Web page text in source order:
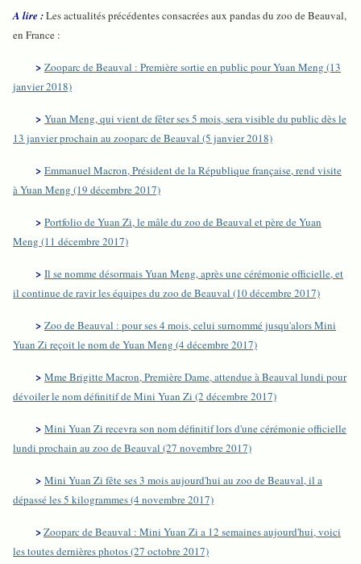
A lire :Les actualités précédentes consacrées aux pandas du zoo de Beauval,
en France :
> Zooparc de Beauval : Première sortie en public pour Yuan Meng (13
janvier 2018)
> Yuan Meng, qui vient de fêter ses 5 mois, sera visible du public dès le
13 janvier prochain au zooparc de Beauval (5 janvier 2018)
> Emmanuel Macron, Président de la République française, rend visite
à Yuan Meng (19 décembre 2017)
> Portfolio de Yuan Zi, le mâle du zoo de Beauval et père de Yuan
Meng (11 décembre 2017)
> Il se nomme désormais Yuan Meng, après une cérémonie officielle, et
il continue de ravir les équipes du zoo de Beauval (10 décembre 2017)
> Zoo de Beauval : pour ses 4 mois, celui surnommé jusqu'alors Mini
Yuan Zi reçoit le nom de Yuan Meng (4 décembre 2017)
> Mme Brigitte Macron, Première Dame, attendue à Beauval lundi pour
dévoiler le nom définitif de Mini Yuan Zi (2 décembre 2017)
> Mini Yuan Zi recevra son nom définitif lors d'une cérémonie officielle
lundi prochain au zoo de Beauval (27 novembre 2017)
> Mini Yuan Zi fête ses 3 mois aujourd'hui au zoo de Beauval, il a
dépassé les 5 kilogrammes (4 novembre 2017)
>Zooparc de Beauval : Mini Yuan Zi a 12 semaines aujourd'hui, voici
les toutes dernières photos (27 octobre 2017)